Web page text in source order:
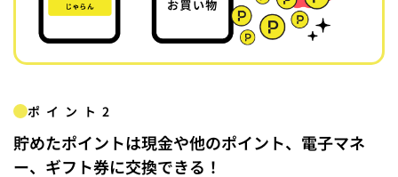
ポイント2
貯めたポイントは現金や他のポイント、電子マネ
ー、ギフト券に交換できる！